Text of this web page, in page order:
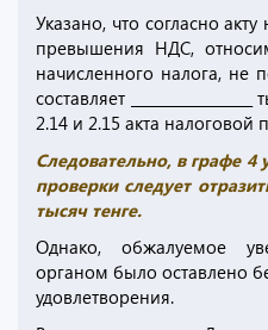
Указано, что согласно
превышения НДС,
начисленного налога, не
составляет
2.14 и 2.15 акта налоговой
Следовательно, в графе 4
проверки следует отразить
тысяч тенге.
Однако, обжалуемое
органом было оставлено
удовлетворения.